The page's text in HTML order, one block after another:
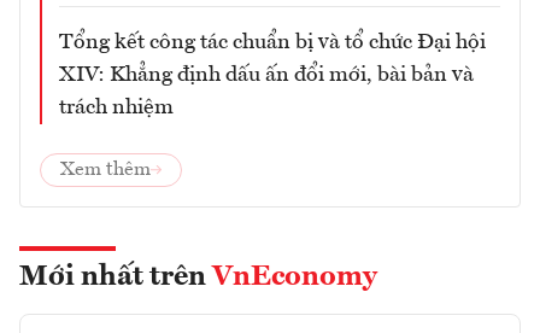
Tổng kết công tác chuẩn bị và tổ chức Đại hội
XIV: Khẳng định dấu ấn đổi mới, bài bản và
trách nhiệm
Xem thêm
Mới nhất trên VnEconomy